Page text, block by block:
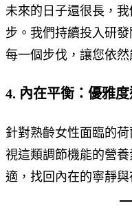
未來的日子還很長，
步。我們持續投入研
每一個步伐，讓您依然
4. 內在平衡：優雅
針對熟齡女性面臨的
視這類調節機能的營
適，找回內在的寧靜與